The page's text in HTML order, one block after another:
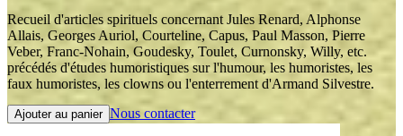
Recueil d'articles spirituels concernant Jules Renard, Alphonse
Allais, Georges Auriol, Courteline, Capus, Paul Masson, Pierre
Veber, Franc-Nohain, Goudesky, Toulet, Curnonsky, Willy, etc.
précédés d'études humoristiques sur l'humour, les humoristes, les
faux humoristes, les clowns ou l'enterrement d'Armand Silvestre.
Ajouter au panier Nous contacter